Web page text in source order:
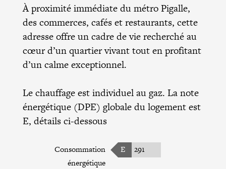
À proximité immédiate du métro Pigalle,
des commerces, cafés et restaurants, cette
adresse offre un cadre de vie recherché au
cœur d’un quartier vivant tout en profitant
d’un calme exceptionnel.
Le chauffage est individuel au gaz. La note
énergétique (DPE) globale du logement est
E, détails ci-dessous
Consommation
énergétique
E 291